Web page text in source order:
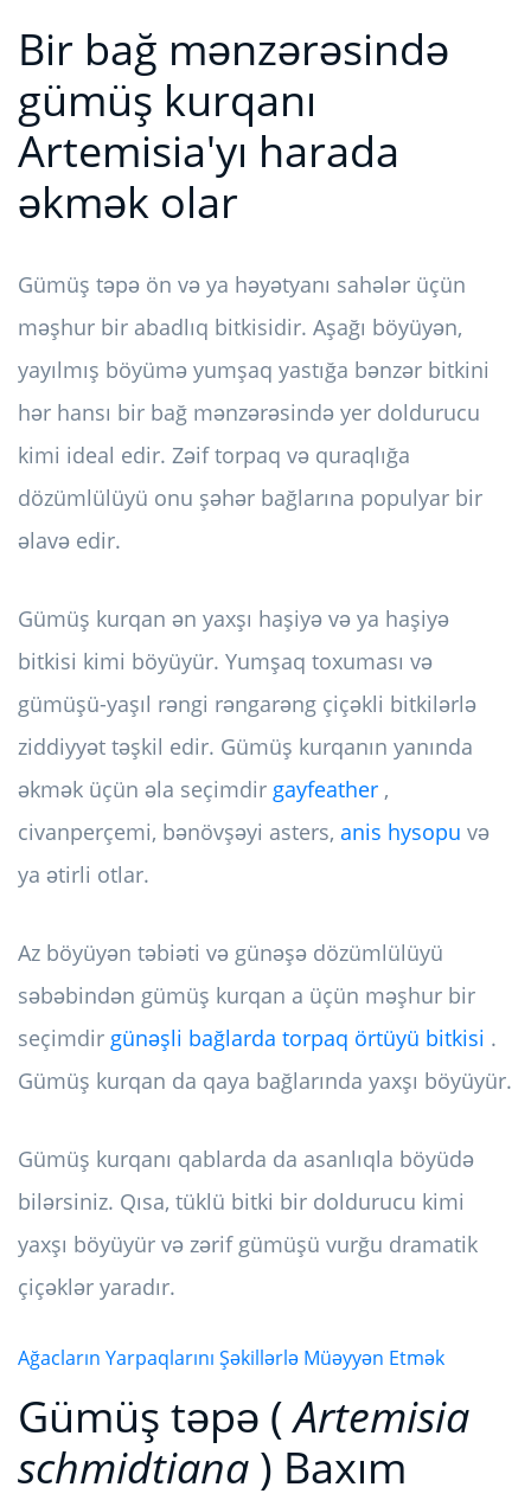
Bir bağ mənzərəsində
gümüş kurqanı
Artemisia'yı harada
əkmək olar
Gümüş təpə ön və ya həyətyanı sahələr üçün
məşhur bir abadlıq bitkisidir. Aşağı böyüyən,
yayılmış böyümə yumşaq yastığa bənzər bitkini
hər hansı bir bağ mənzərəsində yer doldurucu
kimi ideal edir. Zəif torpaq və quraqlığa
dözümlülüyü onu şəhər bağlarına populyar bir
əlavə edir.
Gümüş kurqan ən yaxşı haşiyə və ya haşiyə
bitkisi kimi böyüyür. Yumşaq toxuması və
gümüşü-yaşıl rəngi rəngarəng çiçəkli bitkilərlə
ziddiyyət təşkil edir. Gümüş kurqanın yanında
əkmək üçün əla seçimdir gayfeather ,
civanperçemi, bənövşəyi asters, anis hysopu və
ya ətirli otlar.
Az böyüyən təbiəti və günəşə dözümlülüyü
səbəbindən gümüş kurqan a üçün məşhur bir
seçimdir günəşli bağlarda torpaq örtüyü bitkisi .
Gümüş kurqan da qaya bağlarında yaxşı böyüyür.
Gümüş kurqanı qablarda da asanlıqla böyüdə
bilərsiniz. Qısa, tüklü bitki bir doldurucu kimi
yaxşı böyüyür və zərif gümüşü vurğu dramatik
çiçəklər yaradır.
Ağacların Yarpaqlarını Şəkillərlə Müəyyən Etmək
Gümüş təpə ( Artemisia
schmidtiana ) Baxım